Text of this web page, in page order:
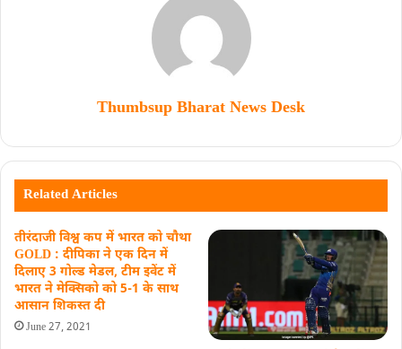
Thumbsup Bharat News Desk
Related Articles
तीरंदाजी विश्व कप में भारत को चौथा
GOLD : दीपिका ने एक दिन में
दिलाए 3 गोल्ड मेडल, टीम इवेंट में
भारत ने मेक्सिको को 5-1 के साथ
आसान शिकस्त दी
June 27, 2021